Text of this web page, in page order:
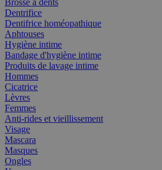
Brosse à dents
Dentrifice
Dentifrice homéopathique
Aphtouses
Hygiène intime
Bandage d'hygiène intime
Produits de lavage intime
Hommes
Cicatrice
Lèvres
Femmes
Anti-rides et vieillissement
Visage
Mascara
Masques
Ongles